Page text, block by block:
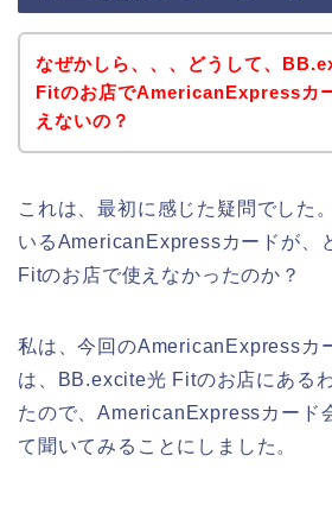
なぜかしら、、、どうして、
Fitのお店でAmericanExpressカ
えないの？
これは、最初に感じた疑問でした
いるAmericanExpressカードが、
Fitのお店で使えなかったのか？
私は、今回のAmericanExpressカ
は、BB.excite光 Fitのお店にある
たので、AmericanExpressカード
て聞いてみることにしました。